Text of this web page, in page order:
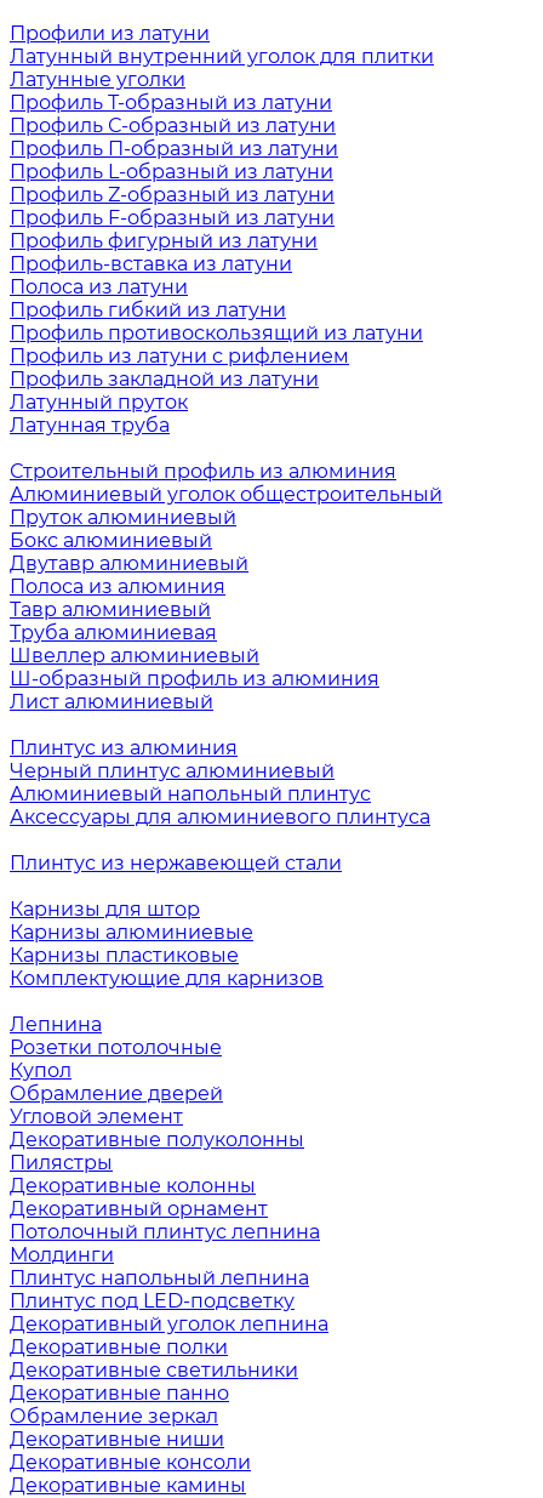
Профили из латуни
Латунный внутренний уголок для плитки
Латунные уголки
Профиль Т-образный из латуни
Профиль С-образный из латуни
Профиль П-образный из латуни
Профиль L-образный из латуни
Профиль Z-образный из латуни
Профиль F-образный из латуни
Профиль фигурный из латуни
Профиль-вставка из латуни
Полоса из латуни
Профиль гибкий из латуни
Профиль противоскользящий из латуни
Профиль из латуни с рифлением
Профиль закладной из латуни
Латунный пруток
Латунная труба
Строительный профиль из алюминия
Алюминиевый уголок общестроительный
Пруток алюминиевый
Бокс алюминиевый
Двутавр алюминиевый
Полоса из алюминия
Тавр алюминиевый
Труба алюминиевая
Швеллер алюминиевый
Ш-образный профиль из алюминия
Лист алюминиевый
Плинтус из алюминия
Черный плинтус алюминиевый
Алюминиевый напольный плинтус
Аксессуары для алюминиевого плинтуса
Плинтус из нержавеющей стали
Карнизы для штор
Карнизы алюминиевые
Карнизы пластиковые
Комплектующие для карнизов
Лепнина
Розетки потолочные
Купол
Обрамление дверей
Угловой элемент
Декоративные полуколонны
Пилястры
Декоративные колонны
Декоративный орнамент
Потолочный плинтус лепнина
Молдинги
Плинтус напольный лепнина
Плинтус под LED-подсветку
Декоративный уголок лепнина
Декоративные полки
Декоративные светильники
Декоративные панно
Обрамление зеркал
Декоративные ниши
Декоративные консоли
Декоративные камины